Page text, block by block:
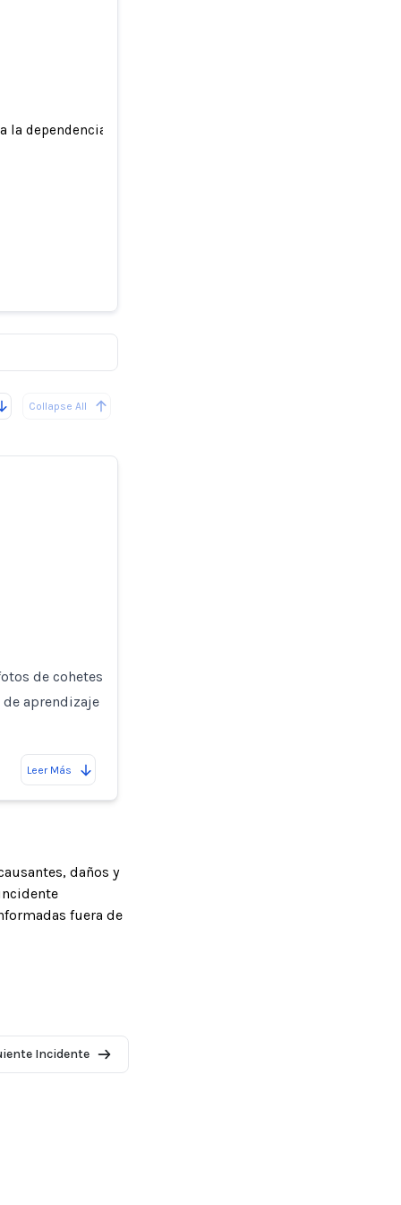
dependencia de la plataforma en herramientas de
a
Collapse All
de cohetes
aprendizaje
Leer Más
daños y
fuera de
Incidente